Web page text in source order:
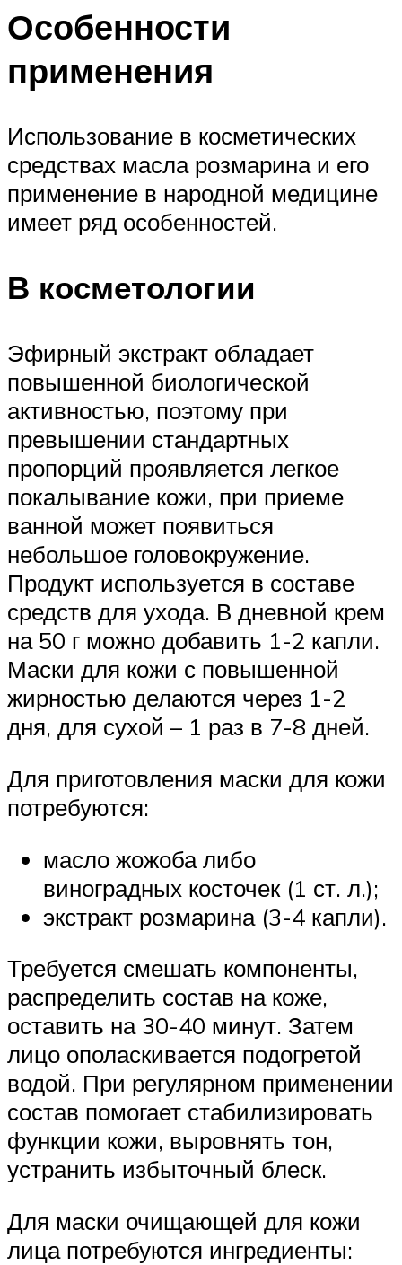
Особенности
применения
Использование в косметических
средствах масла розмарина и его
применение в народной медицине
имеет ряд особенностей.
В косметологии
Эфирный экстракт обладает
повышенной биологической
активностью, поэтому при
превышении стандартных
пропорций проявляется легкое
покалывание кожи, при приеме
ванной может появиться
небольшое головокружение.
Продукт используется в составе
средств для ухода. В дневной крем
на 50 г можно добавить 1-2 капли.
Маски для кожи с повышенной
жирностью делаются через 1-2
дня, для сухой – 1 раз в 7-8 дней.
Для приготовления маски для кожи
потребуются:
масло жожоба либо
виноградных косточек (1 ст. л.);
экстракт розмарина (3-4 капли).
Требуется смешать компоненты,
распределить состав на коже,
оставить на 30-40 минут. Затем
лицо ополаскивается подогретой
водой. При регулярном применении
состав помогает стабилизировать
функции кожи, выровнять тон,
устранить избыточный блеск.
Для маски очищающей для кожи
лица потребуются ингредиенты: